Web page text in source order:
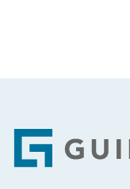
Footer